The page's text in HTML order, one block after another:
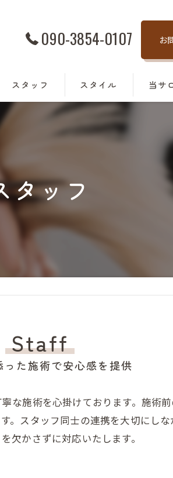
090-3854-0107 お
スタッフ スタイル 当サ
カラー
タッフ
った施術で安心感を提供
Staff
な施術を心掛けております。施術
。スタッフ同士の連携を大切にし
欠かさずに対応いたします。